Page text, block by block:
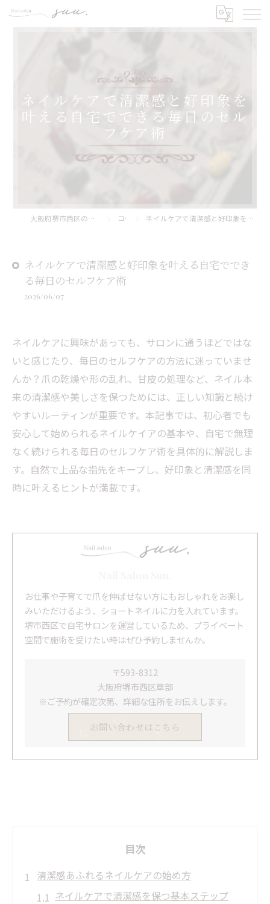
ネイルケアで清潔感と好印象を
叶える自宅でできる毎日のセル
フケア術
大阪府堺市西区のネイルならNail Salon Suu. コラム ネイルケアで清潔感と好印象を叶える自宅でできる毎日のセルフケア術
ネイルケアで清潔感と好印象を叶える自宅ででき
る毎日のセルフケア術
2026/06/07
ネイルケアに興味があっても、サロンに通うほどではな
いと感じたり、毎日のセルフケアの方法に迷っていませ
んか？爪の乾燥や形の乱れ、甘皮の処理など、ネイル本
来の清潔感や美しさを保つためには、正しい知識と続け
やすいルーティンが重要です。本記事では、初心者でも
安心して始められるネイルケイアの基本や、自宅で無理
なく続けられる毎日のセルフケア術を具体的に解説しま
す。自然で上品な指先をキープし、好印象と清潔感を同
時に叶えるヒントが満載です。
お仕事や子育てで爪を伸ばせない方にもおしゃれをお楽し
みいただけるよう、ショートネイルに力を入れています。
堺市西区で自宅サロンを運営しているため、プライベート
空間で施術を受けたい時はぜひ予約しませんか。
〒593-8312
大阪府堺市西区草部
※ご予約が確定次第、詳細な住所をお伝えします。
お問い合わせはこちら
目次
清潔感あふれるネイルケアの始め方
ネイルケアで清潔感を保つ基本ステップ